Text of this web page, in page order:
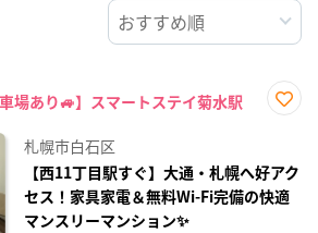
場あり🚙】スマートステイ菊水駅
録
札幌市白石区
【西11丁目駅すぐ】大通・札幌へ好アク
セス！家具家電＆無料Wi-Fi完備の快適
マンスリーマンション✨